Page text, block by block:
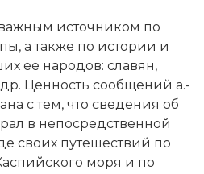
источником по
а также по истории и
ее народов: славян,
др. Ценность сообщений а.-
с тем, что сведения об
в непосредственной
своих путешествий по
моря и по